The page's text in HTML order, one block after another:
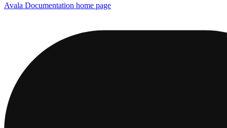
Avala Documentation home page